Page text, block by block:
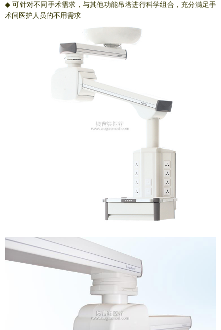
◆可针对不同手术需求，与其他功能吊塔进行科学组合，充分满足手
术间医护人员的不用需求